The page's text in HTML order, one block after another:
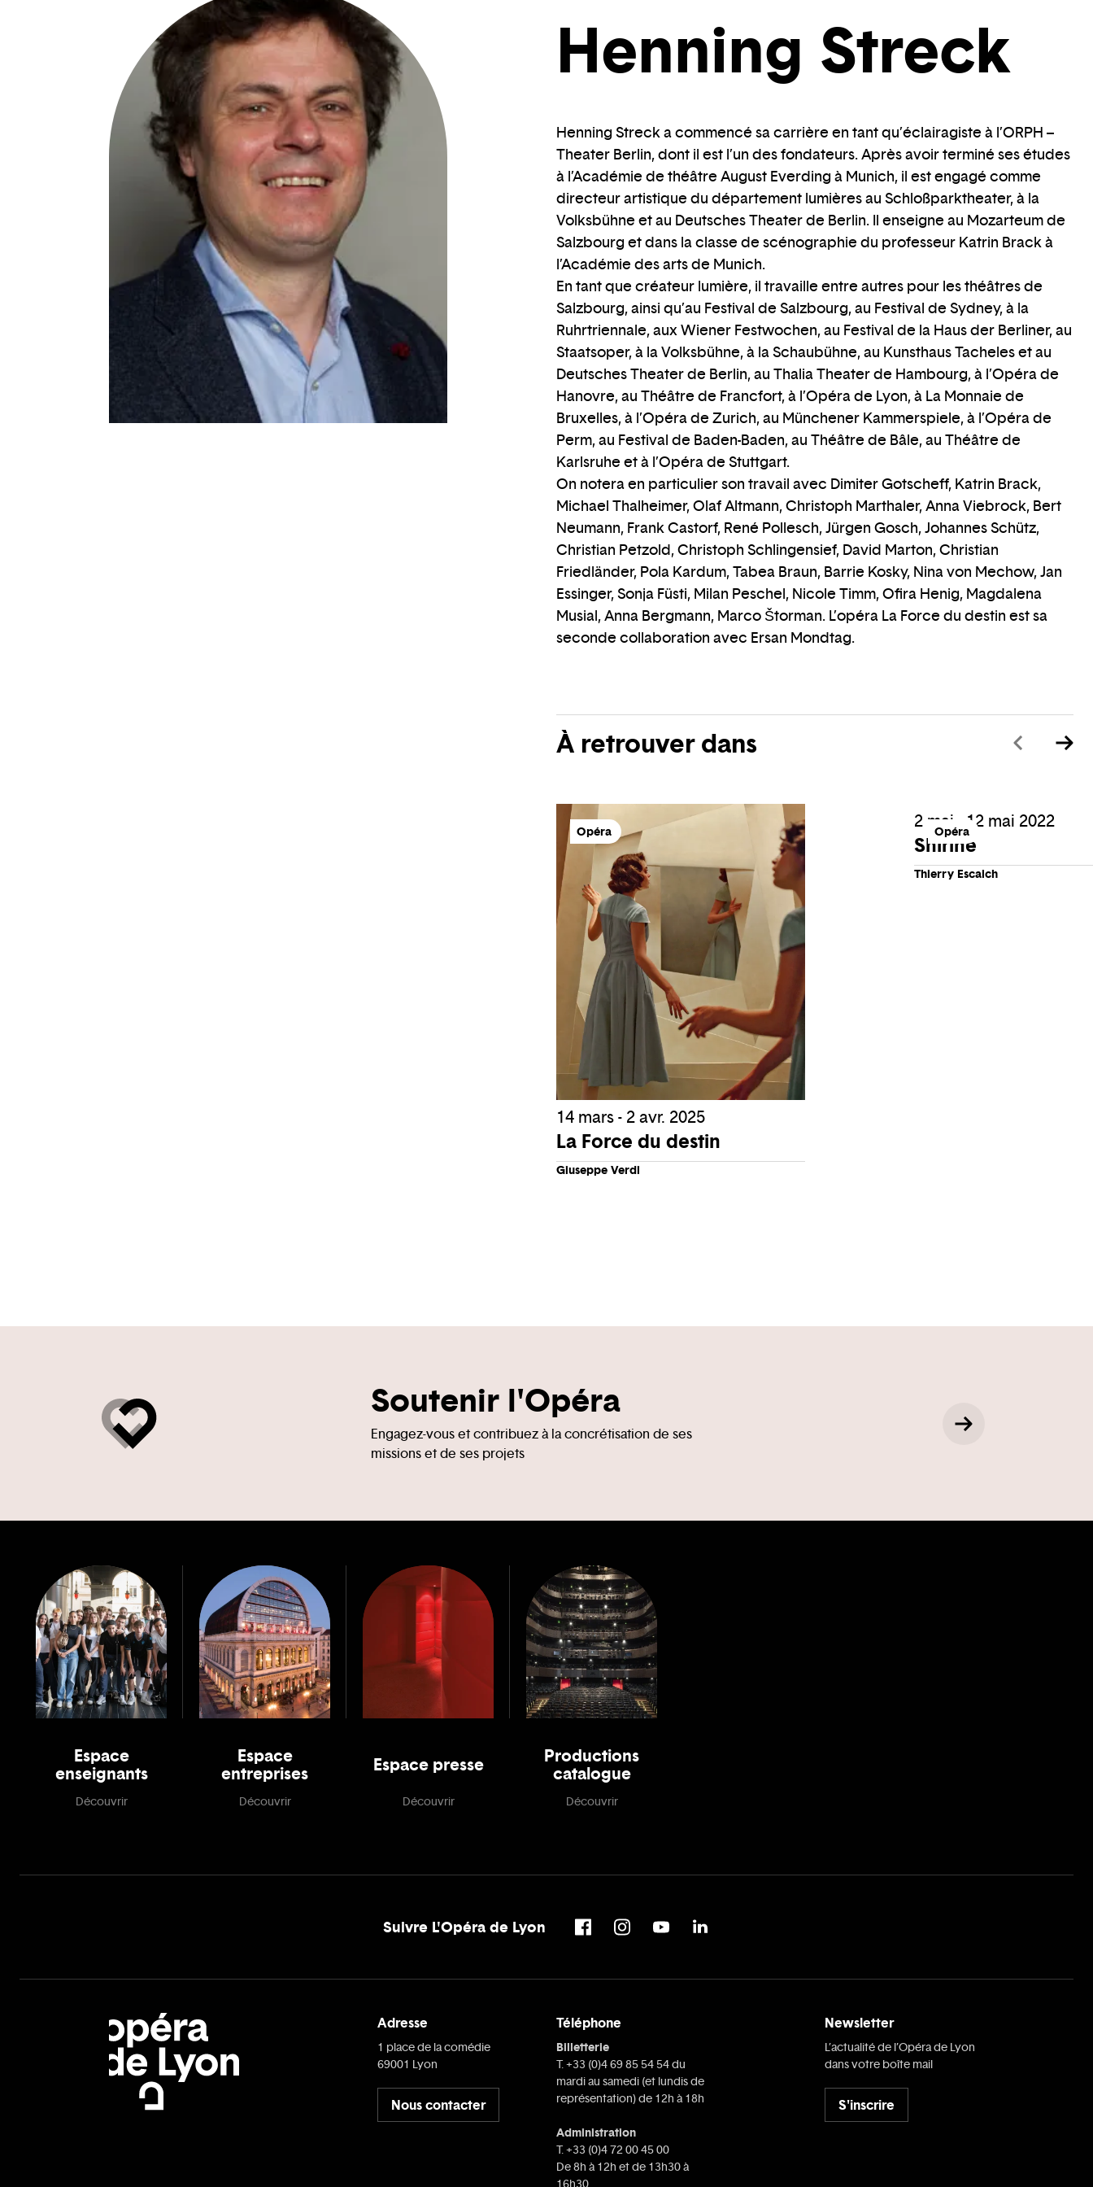
Henning Streck
Henning Streck a commencé sa carrière en tant qu’éclairagiste à l’ORPH –
Theater Berlin, dont il est l’un des fondateurs. Après avoir terminé ses études
à l’Académie de théâtre August Everding à Munich, il est engagé comme
directeur artistique du département lumières au Schloßparktheater, à la
Volksbühne et au Deutsches Theater de Berlin. Il enseigne au Mozarteum de
Salzbourg et dans la classe de scénographie du professeur Katrin Brack à
l’Académie des arts de Munich.
En tant que créateur lumière, il travaille entre autres pour les théâtres de
Salzbourg, ainsi qu’au Festival de Salzbourg, au Festival de Sydney, à la
Ruhrtriennale, aux Wiener Festwochen, au Festival de la Haus der Berliner, au
Staatsoper, à la Volksbühne, à la Schaubühne, au Kunsthaus Tacheles et au
Deutsches Theater de Berlin, au Thalia Theater de Hambourg, à l’Opéra de
Hanovre, au Théâtre de Francfort, à l’Opéra de Lyon, à La Monnaie de
Bruxelles, à l’Opéra de Zurich, au Münchener Kammerspiele, à l’Opéra de
Perm, au Festival de Baden-Baden, au Théâtre de Bâle, au Théâtre de
Karlsruhe et à l’Opéra de Stuttgart.
On notera en particulier son travail avec Dimiter Gotscheff, Katrin Brack,
Michael Thalheimer, Olaf Altmann, Christoph Marthaler, Anna Viebrock, Bert
Neumann, Frank Castorf, René Pollesch, Jürgen Gosch, Johannes Schütz,
Christian Petzold, Christoph Schlingensief, David Marton, Christian
Friedländer, Pola Kardum, Tabea Braun, Barrie Kosky, Nina von Mechow, Jan
Essinger, Sonja Füsti, Milan Peschel, Nicole Timm, Ofira Henig, Magdalena
Musial, Anna Bergmann, Marco Štorman. L’opéra La Force du destin est sa
seconde collaboration avec Ersan Mondtag.
À retrouver dans
Opéra
14 mars - 2 avr. 2025
La Force du destin
Giuseppe Verdi
Opéra
2 mai - 12 mai 2022
Shirine
Thierry Escaich
Soutenir l'Opéra
Engagez-vous et contribuez à la concrétisation de ses
missions et de ses projets
Espace
enseignants
Découvrir
Espace
entreprises
Découvrir
Espace presse
Découvrir
Productions
catalogue
Découvrir
Suivre L'Opéra de Lyon
Adresse
1 place de la comédie
69001 Lyon
Nous contacter
Téléphone
Billetterie
T. +33 (0)4 69 85 54 54 du
mardi au samedi (et lundis de
représentation) de 12h à 18h
Administration
T. +33 (0)4 72 00 45 00
De 8h à 12h et de 13h30 à
Newsletter
L’actualité de l’Opéra de Lyon
dans votre boîte mail
S'inscrire